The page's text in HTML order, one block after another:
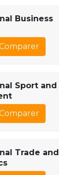
Business
Sport and
Trade and